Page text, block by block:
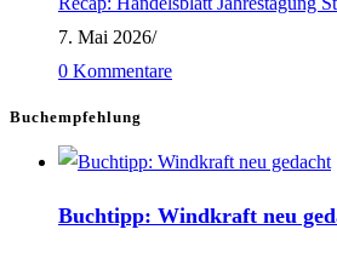
7. Mai 2026/
0 Kommentare
Buchempfehlung
Buchtipp: Windkraft neu